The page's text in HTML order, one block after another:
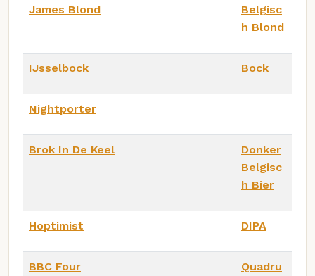
James Blond
Belgisc
h Blond
IJsselbock Bock
Nightporter
Brok In De Keel
Donker
Belgisc
h Bier
Hoptimist DIPA
BBC Four
Quadru